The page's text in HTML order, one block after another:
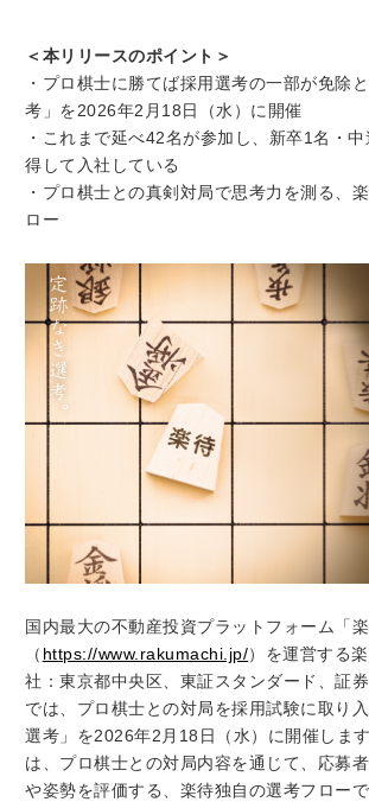
＜本リリースのポイント＞
・プロ棋士に勝てば採用選考の一部が免除
考」を2026年2月18日（水）に開催
・これまで延べ42名が参加し、新卒1名・
得して入社している
・プロ棋士との真剣対局で思考力を測る、
ロー
国内最大の不動産投資プラットフォーム「楽
（ https://www.rakumachi.jp/）を運営する
社：東京都中央区、東証スタンダード、証
では、プロ棋士との対局を採用試験に取り
選考」を2026年2月18日（水）に開催しま
は、プロ棋士との対局内容を通じて、応募
や姿勢を評価する、楽待独自の選考フロー